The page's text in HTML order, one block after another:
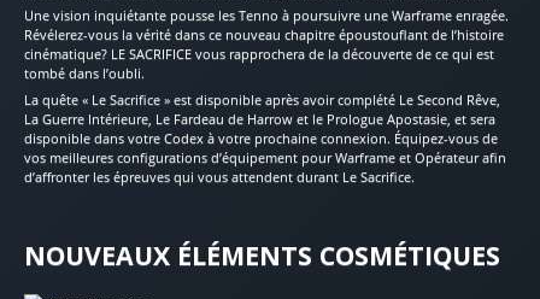
Une vision inquiétante pousse les Tenno à poursuivre une Warframe enragée.
Révélerez-vous la vérité dans ce nouveau chapitre époustouflant de l’histoire
cinématique? LE SACRIFICE vous rapprochera de la découverte de ce qui est
tombé dans l’oubli.
La quête « Le Sacrifice » est disponible après avoir complété Le Second Rêve,
La Guerre Intérieure, Le Fardeau de Harrow et le Prologue Apostasie, et sera
disponible dans votre Codex à votre prochaine connexion. Équipez-vous de
vos meilleures configurations d’équipement pour Warframe et Opérateur afin
d’affronter les épreuves qui vous attendent durant Le Sacrifice.
NOUVEAUX ÉLÉMENTS COSMÉTIQUES